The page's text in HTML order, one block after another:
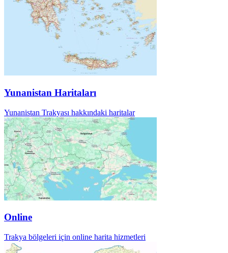
Yunanistan Haritaları
Yunanistan Trakyası hakkındaki haritalar
Online
Trakya bölgeleri için online harita hizmetleri